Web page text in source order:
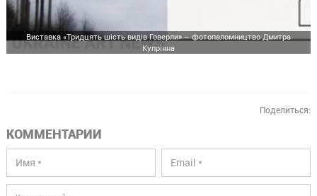
Виставка «Тридцять шість видів Говерли» – фотопаломництво Дмитра
Купріяна
Поделиться:
КОММЕНТАРИИ